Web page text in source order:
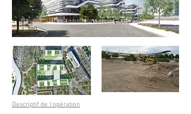
Descriptif de l'opération